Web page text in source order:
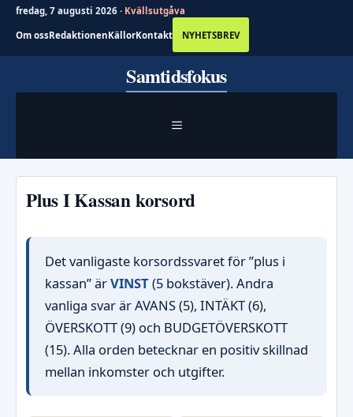
fredag, 7 augusti 2026 · Kvällsutgåva
Om ossRedaktionenKällorKontakt NYHETSBREV
Samtidsfokus
MENY
Plus I Kassan korsord
Det vanligaste korsordssvaret för ”plus i
kassan” ärVINST(5 bokstäver). Andra
vanliga svar är AVANS (5), INTÄKT (6),
ÖVERSKOTT (9) och BUDGETÖVERSKOTT
(15). Alla orden betecknar en positiv skillnad
mellan inkomster och utgifter.